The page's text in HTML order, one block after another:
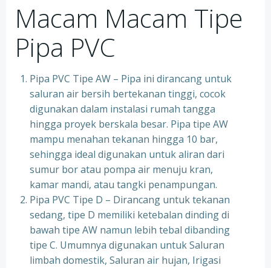
Macam Macam Tipe
Pipa PVC
Pipa PVC Tipe AW – Pipa ini dirancang untuk
saluran air bersih bertekanan tinggi, cocok
digunakan dalam instalasi rumah tangga
hingga proyek berskala besar. Pipa tipe AW
mampu menahan tekanan hingga 10 bar,
sehingga ideal digunakan untuk aliran dari
sumur bor atau pompa air menuju kran,
kamar mandi, atau tangki penampungan.
Pipa PVC Tipe D – Dirancang untuk tekanan
sedang, tipe D memiliki ketebalan dinding di
bawah tipe AW namun lebih tebal dibanding
tipe C. Umumnya digunakan untuk Saluran
limbah domestik, Saluran air hujan, Irigasi